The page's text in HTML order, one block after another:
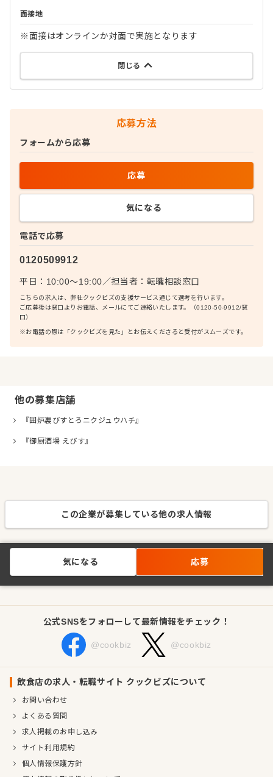
面接地
※面接はオンラインか対面で実施となります
閉じる
応募方法
電話で応募
0120509912
平日：10:00〜19:00／担当者： 転職相談窓口
こちらの求人は、弊社クックビズの支援サービス通じて選考を行います。
ご応募後は窓口よりお電話、メールにてご連絡いたします。（0120-50-9912/窓
口）
※お電話の際は「クックビズを見た」とお伝えくださると受付がスムーズです。
フォームから応募
応募
気になる
他の募集店舗
『囲炉裏びすとろニクジュウハチ』
『御厨酒場 えびす』
この企業が募集している他の求人情報
気になる 応募
公式SNSをフォローして最新情報をチェック！
@cookbiz @cookbiz
飲食店の求人・転職サイト クックビズについて
お問い合わせ
よくある質問
求人掲載のお申し込み
サイト利用規約
個人情報保護方針